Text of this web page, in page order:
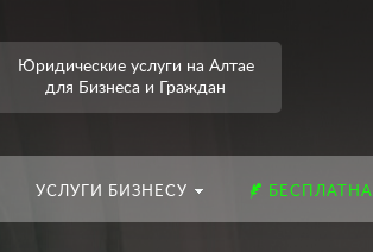
Юридические услуги на Алтае
для Бизнеса и Граждан
УСЛУГИ БИЗНЕСУ